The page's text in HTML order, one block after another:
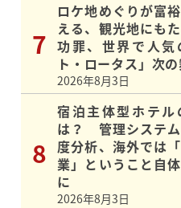
ロケ地めぐりが富
える、観光地にも
功罪、世界で人気
ト・ロータス」次
2026年8月3日
宿泊主体型ホテル
は？ 管理システ
度分析、海外では
業」ということ自
に
2026年8月3日